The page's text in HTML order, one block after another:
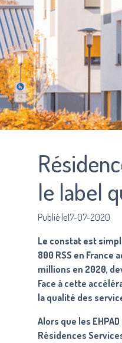
le label
Publié le17-07-2020
Le constat est
800 RSS en
millions en 2020,
Face à cette
la qualité des
Alors que les
Résidences